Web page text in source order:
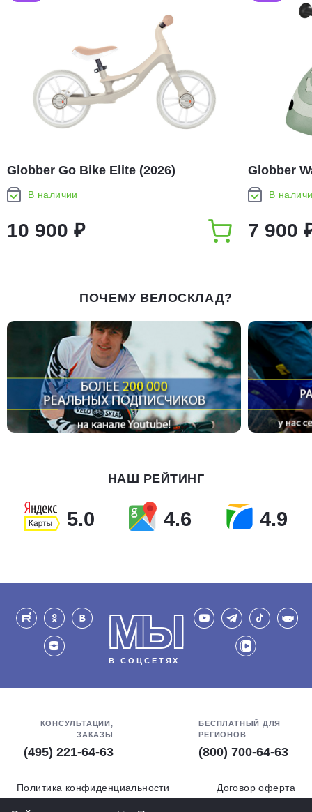
Globber Go Bike Elite (2026)
В наличии
10 900 ₽
Globber
(2026)
В
7 900
ПОЧЕМУ ВЕЛОСКЛАД?
НАШ РЕЙТИНГ
5.0 4.6 4.9
МЫ
В СОЦСЕТЯХ
КОНСУЛЬТАЦИИ,
ЗАКАЗЫ
(495) 221-64-63
БЕСПЛАТНЫЙ ДЛЯ
РЕГИОНОВ
(800) 700-64-63
Политика конфиденциальности
Договор оферта
Обработка персональных данных
СОУТ